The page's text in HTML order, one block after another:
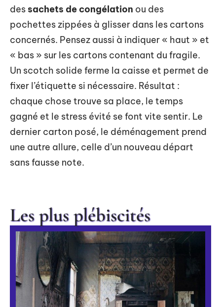
des sachets de congélation ou des
pochettes zippées à glisser dans les cartons
concernés. Pensez aussi à indiquer « haut » et
« bas » sur les cartons contenant du fragile.
Un scotch solide ferme la caisse et permet de
fixer l’étiquette si nécessaire. Résultat :
chaque chose trouve sa place, le temps
gagné et le stress évité se font vite sentir. Le
dernier carton posé, le déménagement prend
une autre allure, celle d’un nouveau départ
sans fausse note.
Les plus plébiscités